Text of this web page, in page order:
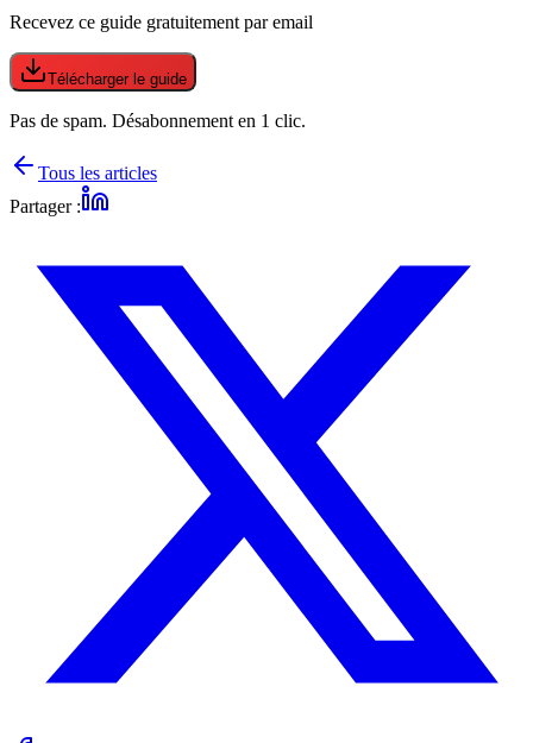
Recevez ce guide gratuitement par email
Télécharger le guide
Pas de spam. Désabonnement en 1 clic.
Tous les articles
Partager :